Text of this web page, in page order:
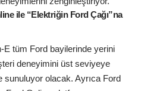
ile “Elektriğin Ford Çağı”na
E tüm Ford bayilerinde yerini
deneyimini üst seviyeye
sunuluyor olacak. Ayrıca Ford